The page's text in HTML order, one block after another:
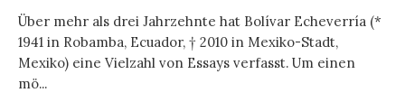
Über mehr als drei Jahrzehnte hat Bolívar Echeverría (*
1941 in Robamba, Ecuador, † 2010 in Mexiko-Stadt,
Mexiko) eine Vielzahl von Essays verfasst. Um einen
mö...